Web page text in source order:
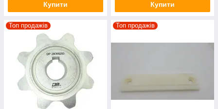
Купити Купити
Топ продажів Топ продажів